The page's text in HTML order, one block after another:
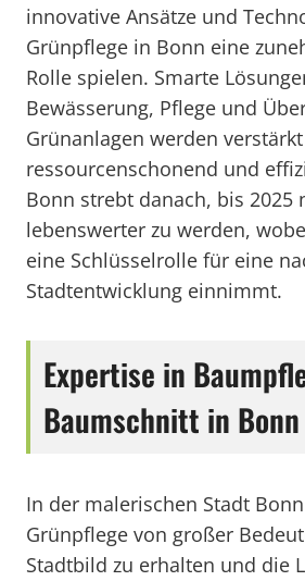
innovative Ansätze und
Grünpflege in Bonn eine
Rolle spielen. Smarte
Bewässerung, Pflege und
Grünanlagen werden
ressourcenschonend und
Bonn strebt danach, bis 2025
lebenswerter zu werden,
eine Schlüsselrolle für eine
Stadtentwicklung einnimmt.
Expertise in
Baumschnitt in Bonn
In der malerischen Stadt
Grünpflege von großer
Stadtbild zu erhalten und die